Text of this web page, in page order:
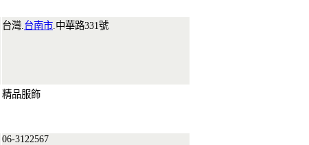
台灣. 台南市 中華路331號
精品服飾
06-3122567